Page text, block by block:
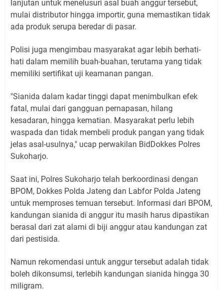
lanjutan untuk menelusuri asal buah anggur tersebut,
mulai distributor hingga importir, guna memastikan tidak
ada produk serupa beredar di pasar.
Polisi juga mengimbau masyarakat agar lebih berhati-
hati dalam memilih buah-buahan, terutama yang tidak
memiliki sertifikat uji keamanan pangan.
"Sianida dalam kadar tinggi dapat menimbulkan efek
fatal, mulai dari gangguan pernapasan, hilang
kesadaran, hingga kematian. Masyarakat perlu lebih
waspada dan tidak membeli produk pangan yang tidak
jelas asal-usulnya," ucap perwakilan BidDokkes Polres
Sukoharjo.
Saat ini, Polres Sukoharjo telah berkoordinasi dengan
BPOM, Dokkes Polda Jateng dan Labfor Polda Jateng
untuk memproses temuan tersebut. Informasi dari BPOM,
kandungan sianida di anggur itu masih harus dipastikan
berasal dari zat alami di biji anggur atau kandungan zat
dari pestisida.
Namun rekomendasi untuk anggur tersebut adalah tidak
boleh dikonsumsi, terlebih kandungan sianida hingga 30
miligram.